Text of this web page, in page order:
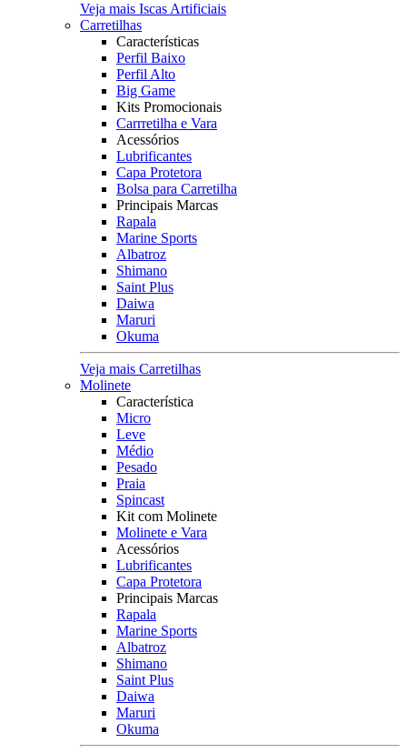
Veja mais Iscas Artificiais
Carretilhas
Características
Perfil Baixo
Perfil Alto
Big Game
Kits Promocionais
Carrretilha e Vara
Acessórios
Lubrificantes
Capa Protetora
Bolsa para Carretilha
Principais Marcas
Rapala
Marine Sports
Albatroz
Shimano
Saint Plus
Daiwa
Maruri
Okuma
Veja mais Carretilhas
Molinete
Característica
Micro
Leve
Médio
Pesado
Praia
Spincast
Kit com Molinete
Molinete e Vara
Acessórios
Lubrificantes
Capa Protetora
Principais Marcas
Rapala
Marine Sports
Albatroz
Shimano
Saint Plus
Daiwa
Maruri
Okuma